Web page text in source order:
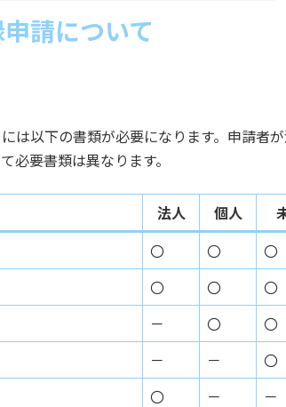
請について
は以下の書類が必要になります。申請者が
必要書類は異なります。
法人 個人
〇 〇 〇
〇 〇 〇
－ 〇 〇
－ － 〇
〇 － －